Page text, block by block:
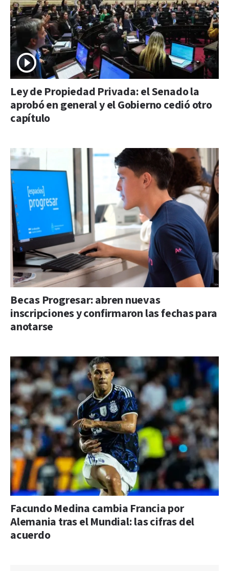
Ley de Propiedad Privada: el Senado la
aprobó en general y el Gobierno cedió otro
capítulo
Becas Progresar: abren nuevas
inscripciones y confirmaron las fechas para
anotarse
Facundo Medina cambia Francia por
Alemania tras el Mundial: las cifras del
acuerdo